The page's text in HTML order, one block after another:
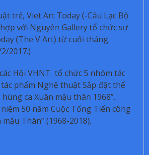
trẻ, Viet Art Today (-Câu Lạc Bộ
với Nguyên Gallery tổ chức sự
(The V Art) từ cuối tháng
2017.)
Hội VHNT tổ chức 5 nhóm tác
phẩm Nghệ thuật Sắp đặt thể
ca Xuân mậu thân 1968”.
50 năm Cuộc Tổng Tiến công
Thân” (1968-2018).